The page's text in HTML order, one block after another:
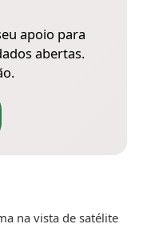
apoio para
abertas.
na vista de satélite